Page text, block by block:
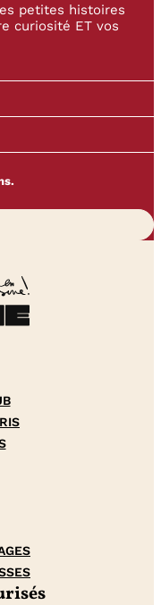
petites histoires
curiosité ET vos